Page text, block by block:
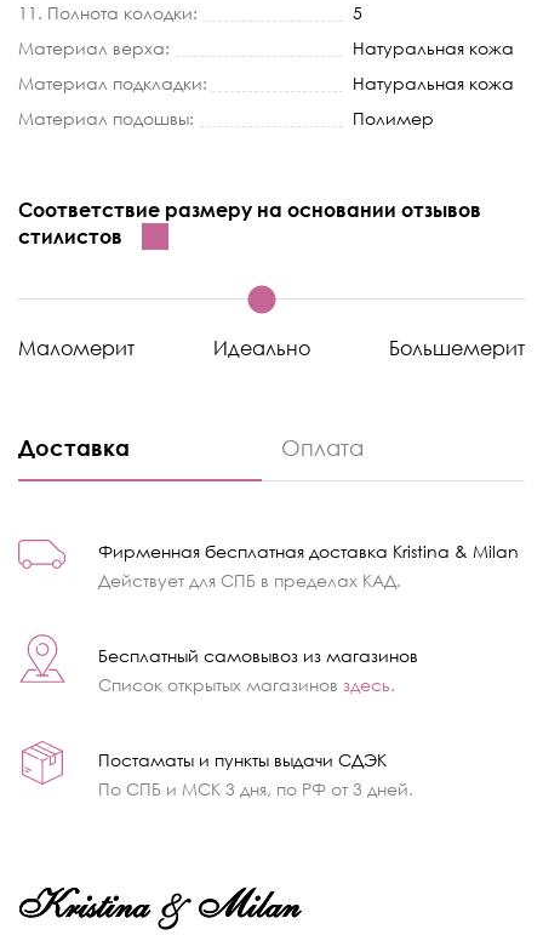
11. Полнота колодки:
5
Материал верха:
Натуральная кожа
Материал подкладки:
Натуральная кожа
Материал подошвы:
Полимер
Соответствие размеру на основании отзывов
стилистов
Маломерит Идеально Большемерит
Доставка Оплата
Фирменная бесплатная доставка Kristina & Milan
Действует для СПБ в пределах КАД.
Бесплатный самовывоз из магазинов
Список открытых магазинов здесь.
Постаматы и пункты выдачи СДЭК
По СПБ и МСК 3 дня, по РФ от 3 дней.